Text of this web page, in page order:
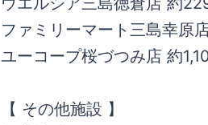
ファミリーマート三島幸原
ユーコープ桜づつみ店 約
【 その他施設 】